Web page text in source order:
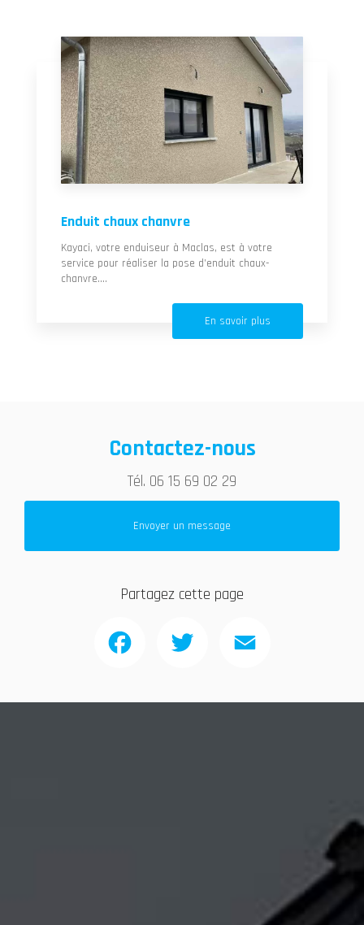
Enduit chaux chanvre
Kayaci, votre enduiseur à Maclas, est à votre
service pour réaliser la pose d’enduit chaux-
chanvre....
En savoir plus
Contactez-nous
Tél. 06 15 69 02 29
Envoyer un message
Partagez cette page